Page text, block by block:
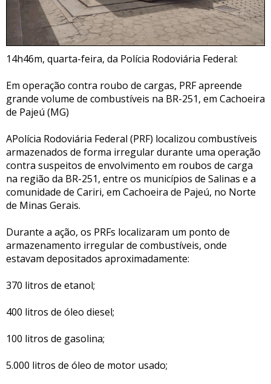
14h46m, quarta-feira, da Polícia Rodoviária Federal:
Em operação contra roubo de cargas, PRF apreende
grande volume de combustíveis na BR-251, em Cachoeira
de Pajeú (MG)
APolícia Rodoviária Federal (PRF) localizou combustíveis
armazenados de forma irregular durante uma operação
contra suspeitos de envolvimento em roubos de carga
na região da BR-251, entre os municípios de Salinas e a
comunidade de Cariri, em Cachoeira de Pajeú, no Norte
de Minas Gerais.
Durante a ação, os PRFs localizaram um ponto de
armazenamento irregular de combustíveis, onde
estavam depositados aproximadamente:
370 litros de etanol;
400 litros de óleo diesel;
100 litros de gasolina;
5.000 litros de óleo de motor usado;